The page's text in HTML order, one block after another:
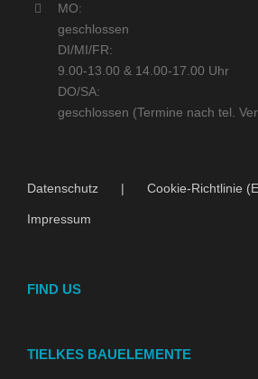
MO:
geschlossen
DI/MI/FR:
9.00-13.00 & 14.00-17.00 Uhr
DO/SA:
geschlossen (Termine nach tel.
Datenschutz Cookie-Richtlinie
Impressum
FIND US
TIELKES BAUELEMENTE